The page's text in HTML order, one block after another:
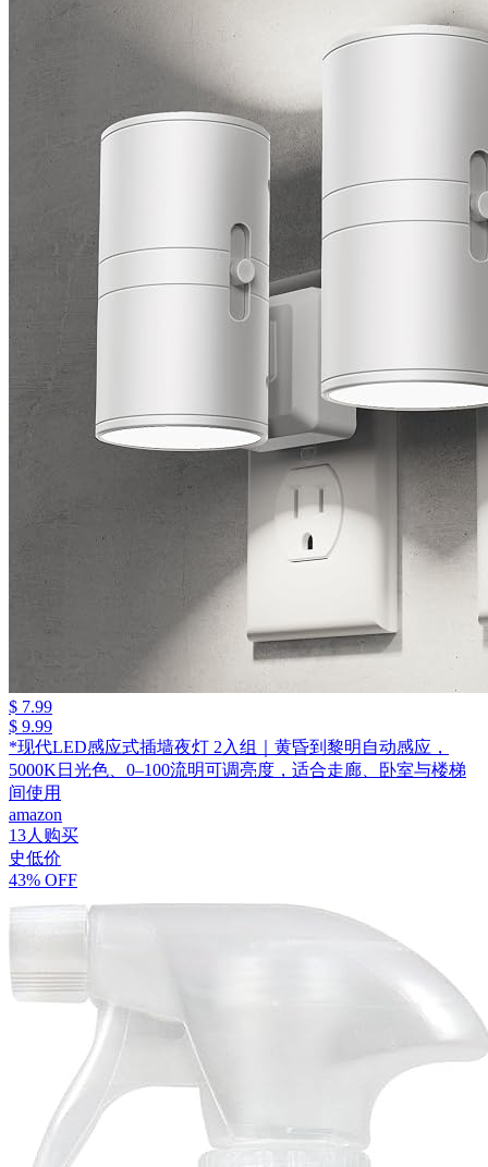
$ 7.99
$ 9.99
*现代LED感应式插墙夜灯 2入组｜黄昏到黎明自动感应，
5000K日光色、0–100流明可调亮度，适合走廊、卧室与楼梯
间使用
amazon
13人购买
史低价
43% OFF